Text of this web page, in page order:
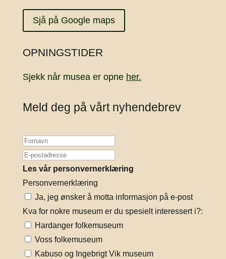
Sjå på Google maps
OPNINGSTIDER
Sjekk når musea er opne her.
Meld deg på vårt nyhendebrev
Les vår personvernerklæring
Personvernerklæring
Ja, jeg ønsker å motta informasjon på e-post
Kva for nokre museum er du spesielt interessert i?:
Hardanger folkemuseum
Voss folkemuseum
Kabuso og Ingebrigt Vik museum